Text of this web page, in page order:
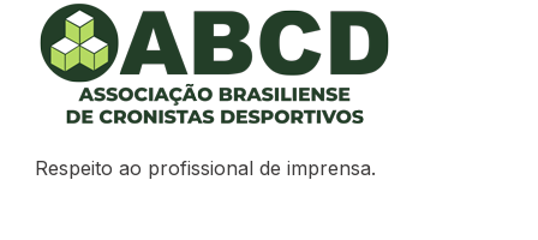
Respeito ao profissional de imprensa.